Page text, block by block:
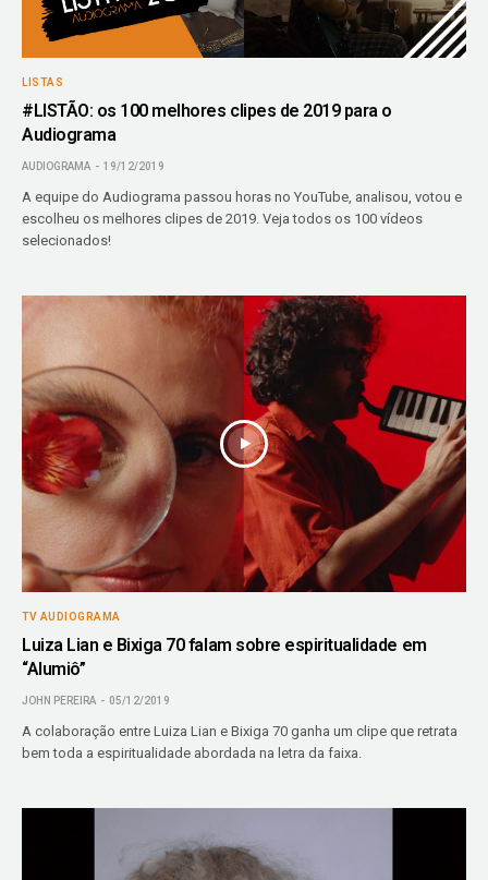
LISTAS
#LISTÃO: os 100 melhores clipes de 2019 para o
Audiograma
AUDIOGRAMA 19/12/2019
A equipe do Audiograma passou horas no YouTube, analisou, votou e
escolheu os melhores clipes de 2019. Veja todos os 100 vídeos
selecionados!
TV AUDIOGRAMA
Luiza Lian e Bixiga 70 falam sobre espiritualidade em
“Alumiô”
JOHN PEREIRA 05/12/2019
A colaboração entre Luiza Lian e Bixiga 70 ganha um clipe que retrata
bem toda a espiritualidade abordada na letra da faixa.